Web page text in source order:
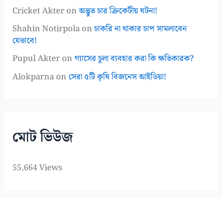
Cricket Akteronঅদ্ভুত চার ক্রিকেটীয় ঘটনা!
Shahin Notirpolaonচাকরি না থাকার চাপ সামলাবেন
যেভাবে!
Pupul Akteronগ্যাসের চুলা ব্যবহার করা কি ক্ষতিকারক?
Alokparnaon সেরা ৫টি কৃষি বিজনেস আইডিয়া!
মোট ভিউজ
55,664 Views